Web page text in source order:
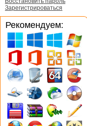
Зарегистрироваться
Рекомендуем: